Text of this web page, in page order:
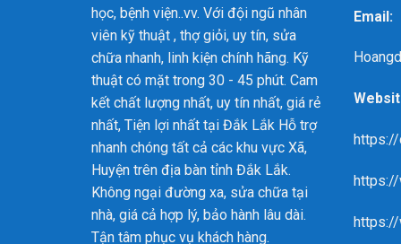
học, bệnh viện..vv. Với đội ngũ nhân
viên kỹ thuật , thợ giỏi, uy tín, sửa
chữa nhanh, linh kiện chính hãng. Kỹ
thuật có mặt trong 30 - 45 phút. Cam
kết chất lượng nhất, uy tín nhất, giá rẻ
nhất, Tiện lợi nhất tại Đắk Lắk Hỗ trợ
nhanh chóng tất cả các khu vực Xã,
Huyện trên địa bàn tỉnh Đắk Lắk.
Không ngại đường xa, sửa chữa tại
nhà, giá cả hợp lý, bảo hành lâu dài.
Tận tâm phục vụ khách hàng.
Email:
https://
https://
https://